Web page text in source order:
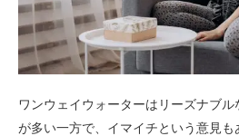
ワンウェイウォーターはリーズナブ
が多い一方で、イマイチという意見も